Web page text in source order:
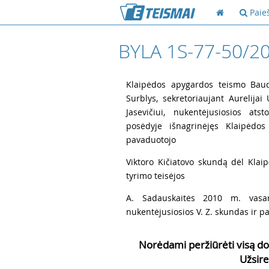
BYLA 1S-77-50/
Klaipėdos apygardos teismo
Surblys, sekretoriaujant Aurelijai
Jasevičiui, nukentėjusiosios
posėdyje išnagrinėjęs
pavaduotojo
Viktoro Kičiatovo skundą dėl
tyrimo teisėjos
A. Sadauskaitės 2010 m.
nukentėjusiosios V. Z. skundas ir
Norėdami peržiūrėti visą